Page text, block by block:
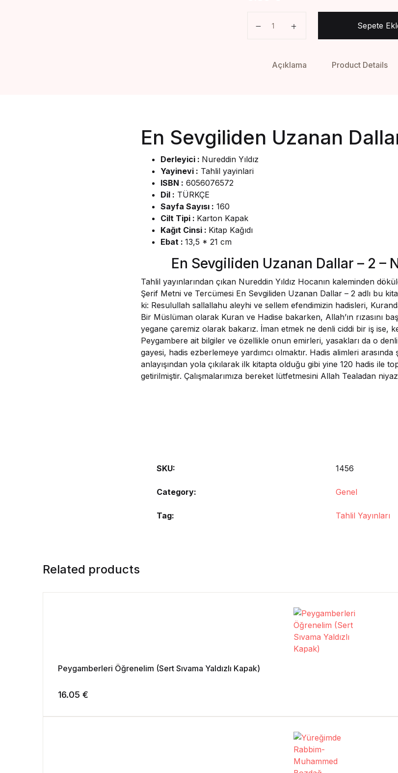
Sepete
Açıklama Product Details
En Sevgiliden Uzanan
Derleyici : Nureddin Yıldız
Yayinevi : Tahlil yayinlari
ISBN : 6056076572
Dil : TÜRKÇE
Sayfa Sayısı : 160
Cilt Tipi : Karton Kapak
Kağıt Cinsi : Kitap Kağıdı
Ebat : 13,5 * 21 cm
En Sevgiliden Uzanan Dallar – 2 –
Tahlil yayınlarından çıkan Nureddin Yıldız Hocanın kaleminden
Şerif Metni ve Tercümesi En Sevgiliden Uzanan Dallar – 2 adlı bu
ki: Resulullah sallallahu aleyhi ve sellem efendimizin hadisleri,
Bir Müslüman olarak Kuran ve Hadise bakarken, Allah’ın rızasını
yegane çaremiz olarak bakarız. İman etmek ne denli ciddi bir iş ise,
Peygambere ait bilgiler ve özellikle onun emirleri, yasakları da o denli
gayesi, hadis ezberlemeye yardımcı olmaktır. Hadis alimleri
anlayışından yola çıkılarak ilk kitapta olduğu gibi yine 120 hadis ile
getirilmiştir. Çalışmalarımıza bereket lütfetmesini Allah Tealadan
SKU: 1456
Category: Genel
Tag: Tahlil Yayınları
Related products
Peygamberleri Öğrenelim (Sert Sıvama Yaldızlı Kapak)
16.05 €